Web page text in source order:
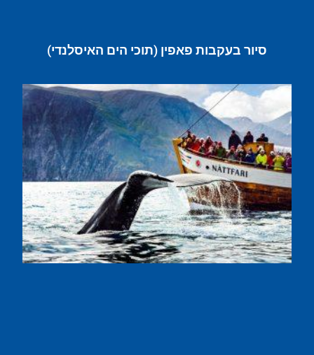
סיור בעקבות פאפין (תוכי הים האיסלנדי)